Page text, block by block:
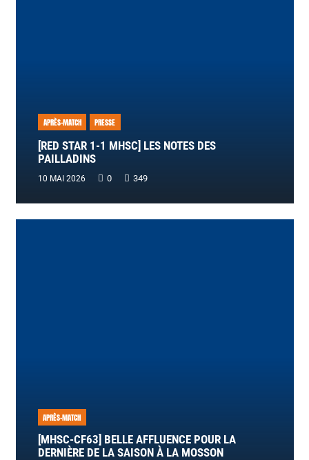
APRÈS-MATCH PRESSE
[RED STAR 1-1 MHSC] LES NOTES DES
PAILLADINS
10 MAI 2026 0 349
APRÈS-MATCH
[MHSC-CF63] BELLE AFFLUENCE POUR LA
DERNIÈRE DE LA SAISON À LA MOSSON